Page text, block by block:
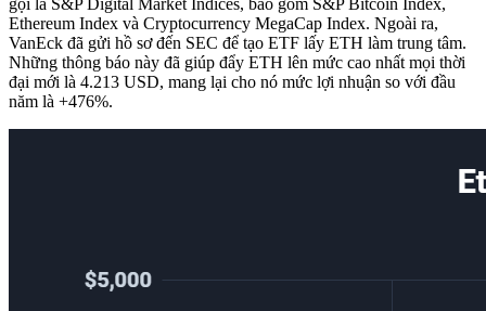
Ethereum Index và Cryptocurrency MegaCap Index. Ngoài ra,
VanEck đã gửi hồ sơ đến SEC để tạo ETF lấy ETH làm trung tâm.
Những thông báo này đã giúp đẩy ETH lên mức cao nhất mọi thời
đại mới là 4.213 USD, mang lại cho nó mức lợi nhuận so với đầu
năm là +476%.